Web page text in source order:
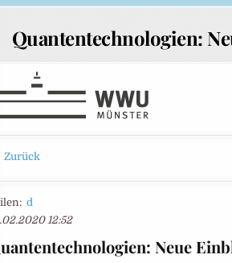
Quantentechnologien:
Zurück
d
12:52
Neue